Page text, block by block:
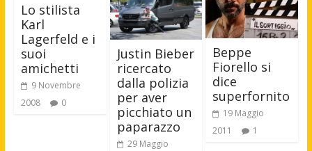
Lo stilista
Karl
Lagerfeld e i
suoi
amichetti
9 Novembre
2008
0
Justin Bieber
ricercato
dalla polizia
per aver
picchiato un
paparazzo
29 Maggio
Beppe
Fiorello si
dice
superfornito
19 Maggio
2011
1